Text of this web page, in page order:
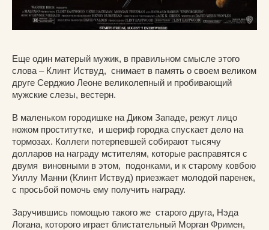
Еще один матерый мужик, в правильном смысле этого
слова – Клинт Иствуд, снимает в память о своем великом
друге Серджио Леоне великолепный и пробивающий
мужские слезы, вестерн.
В маленьком городишке на Диком Западе, режут лицо
ножом проститутке, и шериф городка спускает дело на
тормозах. Коллеги потерпевшей собирают тысячу
долларов на награду мстителям, которые расправятся с
двумя виновными в этом, подонками, и к старому ковбою
Уиллу Манни (Клинт Иствуд) приезжает молодой паренек,
с просьбой помочь ему получить награду.
Заручившись помощью такого же старого друга, Нэда
Логана, которого играет блистательный Морган Фримен,